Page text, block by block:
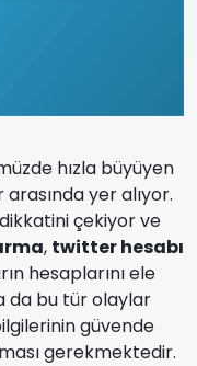
hızla büyüyen
yer alıyor.
çekiyor ve
, twitter hesabı
hesaplarını ele
da bu tür olaylar
güvende
gerekmektedir.